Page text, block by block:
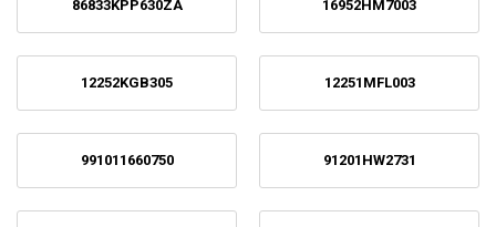
86833KPP630ZA 16952HM7003
12252KGB305 12251MFL003
991011660750 91201HW2731